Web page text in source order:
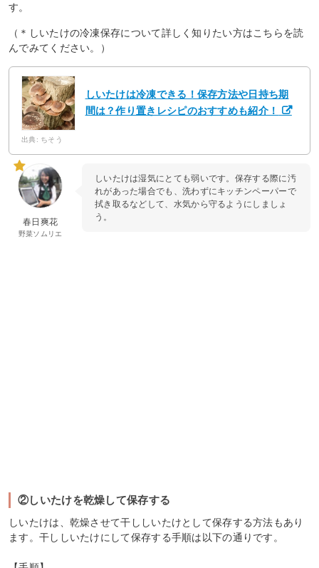
す。
（＊しいたけの冷凍保存について詳しく知りたい方はこちらを読
んでみてください。）
しいたけは冷凍できる！保存方法や日持ち期
間は？作り置きレシピのおすすめも紹介！
出典: ちそう
春日爽花
野菜ソムリエ
しいたけは湿気にとても弱いです。保存する際に汚
れがあった場合でも、洗わずにキッチンペーパーで
拭き取るなどして、水気から守るようにしましょ
う。
②しいたけを乾燥して保存する
しいたけは、乾燥させて干ししいたけとして保存する方法もあり
ます。干ししいたけにして保存する手順は以下の通りです。